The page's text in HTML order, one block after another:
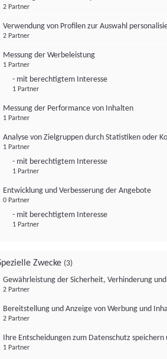
2 Partner
Verwendung von Profilen zur Auswahl
2 Partner
Messung der Werbeleistung
1 Partner
- mit berechtigtem Interesse
1 Partner
Messung der Performance von Inhalten
1 Partner
Analyse von Zielgruppen durch Statistiken oder
1 Partner
- mit berechtigtem Interesse
1 Partner
Entwicklung und Verbesserung der Angebote
0 Partner
- mit berechtigtem Interesse
1 Partner
Zwecke (3)
Gewährleistung der Sicherheit, Verhinderung
2 Partner
Bereitstellung und Anzeige von Werbung und
2 Partner
Ihre Entscheidungen zum Datenschutz
1 Partner